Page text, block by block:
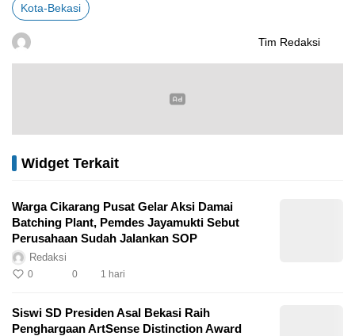
Kota-Bekasi
Tim Redaksi
Widget Terkait
Warga Cikarang Pusat Gelar Aksi Damai
Batching Plant, Pemdes Jayamukti Sebut
Perusahaan Sudah Jalankan SOP
Redaksi
0 0 1 hari
Siswi SD Presiden Asal Bekasi Raih
Penghargaan ArtSense Distinction Award